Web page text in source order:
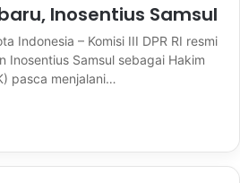
Inosentius Samsul
Indonesia – Komisi III DPR RI resmi
Inosentius Samsul sebagai Hakim
pasca menjalani…